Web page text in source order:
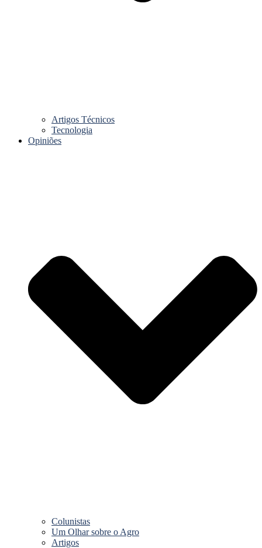
Artigos Técnicos
Tecnologia
Opiniões
Colunistas
Um Olhar sobre o Agro
Artigos